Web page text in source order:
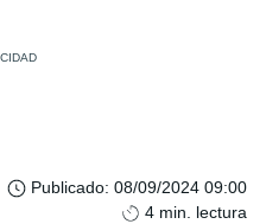
Publicado: 08/09/2024 09:00
4 min. lectura